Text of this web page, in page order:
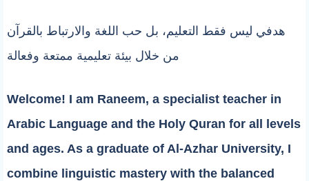
هدفي ليس فقط التعليم، بل حب اللغة والارتباط بالقرآن
من خلال بيئة تعليمية ممتعة وفعالة
Welcome! I am Raneem, a specialist teacher in
Arabic Language and the Holy Quran for all levels
and ages. As a graduate of Al-Azhar University, I
combine linguistic mastery with the balanced